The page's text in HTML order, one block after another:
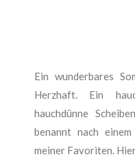
Ein wunderbares
Herzhaft. Ein
hauchdünne
benannt nach
meiner Favoriten.